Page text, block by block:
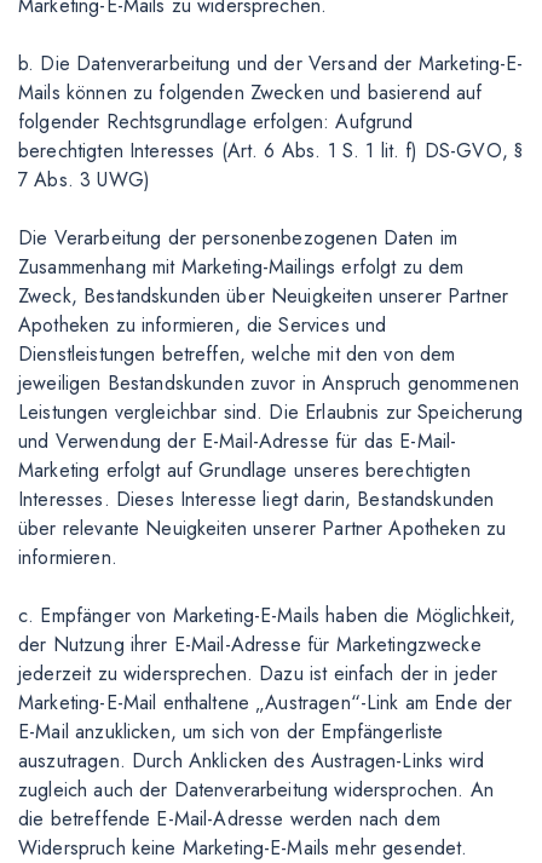
b. Die Datenverarbeitung und der Versand der Marketing-E-
Mails können zu folgenden Zwecken und basierend auf
folgender Rechtsgrundlage erfolgen: Aufgrund
berechtigten Interesses (Art. 6 Abs. 1 S. 1 lit. f) DS-GVO, §
7 Abs. 3 UWG)
Die Verarbeitung der personenbezogenen Daten im
Zusammenhang mit Marketing-Mailings erfolgt zu dem
Zweck, Bestandskunden über Neuigkeiten unserer Partner
Apotheken zu informieren, die Services und
Dienstleistungen betreffen, welche mit den von dem
jeweiligen Bestandskunden zuvor in Anspruch genommenen
Leistungen vergleichbar sind. Die Erlaubnis zur Speicherung
und Verwendung der E-Mail-Adresse für das E-Mail-
Marketing erfolgt auf Grundlage unseres berechtigten
Interesses. Dieses Interesse liegt darin, Bestandskunden
über relevante Neuigkeiten unserer Partner Apotheken zu
informieren.
c. Empfänger von Marketing-E-Mails haben die Möglichkeit,
der Nutzung ihrer E-Mail-Adresse für Marketingzwecke
jederzeit zu widersprechen. Dazu ist einfach der in jeder
Marketing-E-Mail enthaltene „Austragen“-Link am Ende der
E-Mail anzuklicken, um sich von der Empfängerliste
auszutragen. Durch Anklicken des Austragen-Links wird
zugleich auch der Datenverarbeitung widersprochen. An
die betreffende E-Mail-Adresse werden nach dem
Widerspruch keine Marketing-E-Mails mehr gesendet.